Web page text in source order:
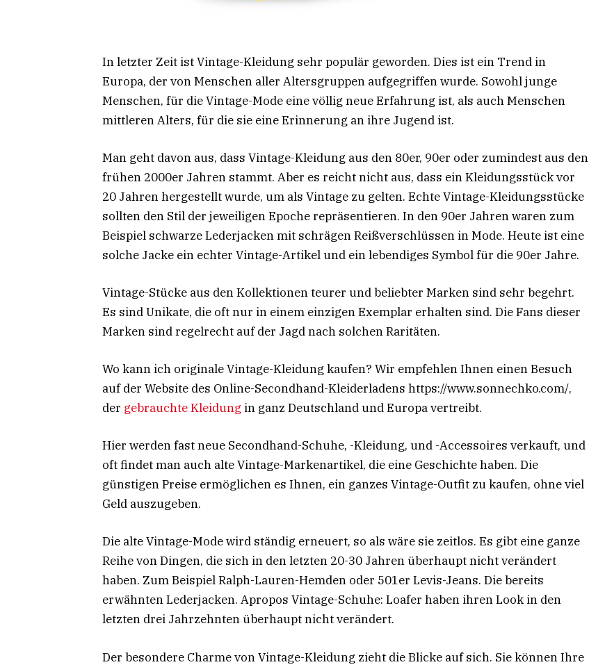
In letzter Zeit ist Vintage-Kleidung sehr populär geworden. Dies ist ein Trend in
Europa, der von Menschen aller Altersgruppen aufgegriffen wurde. Sowohl junge
Menschen, für die Vintage-Mode eine völlig neue Erfahrung ist, als auch Menschen
mittleren Alters, für die sie eine Erinnerung an ihre Jugend ist.
Man geht davon aus, dass Vintage-Kleidung aus den 80er, 90er oder zumindest aus den
frühen 2000er Jahren stammt. Aber es reicht nicht aus, dass ein Kleidungsstück vor
20 Jahren hergestellt wurde, um als Vintage zu gelten. Echte Vintage-Kleidungsstücke
sollten den Stil der jeweiligen Epoche repräsentieren. In den 90er Jahren waren zum
Beispiel schwarze Lederjacken mit schrägen Reißverschlüssen in Mode. Heute ist eine
solche Jacke ein echter Vintage-Artikel und ein lebendiges Symbol für die 90er Jahre.
Vintage-Stücke aus den Kollektionen teurer und beliebter Marken sind sehr begehrt.
Es sind Unikate, die oft nur in einem einzigen Exemplar erhalten sind. Die Fans dieser
Marken sind regelrecht auf der Jagd nach solchen Raritäten.
Wo kann ich originale Vintage-Kleidung kaufen? Wir empfehlen Ihnen einen Besuch
auf der Website des Online-Secondhand-Kleiderladens https://www.sonnechko.com/,
der gebrauchte Kleidung in ganz Deutschland und Europa vertreibt.
Hier werden fast neue Secondhand-Schuhe, -Kleidung, und -Accessoires verkauft, und
oft findet man auch alte Vintage-Markenartikel, die eine Geschichte haben. Die
günstigen Preise ermöglichen es Ihnen, ein ganzes Vintage-Outfit zu kaufen, ohne viel
Geld auszugeben.
Die alte Vintage-Mode wird ständig erneuert, so als wäre sie zeitlos. Es gibt eine ganze
Reihe von Dingen, die sich in den letzten 20-30 Jahren überhaupt nicht verändert
haben. Zum Beispiel Ralph-Lauren-Hemden oder 501er Levis-Jeans. Die bereits
erwähnten Lederjacken. Apropos Vintage-Schuhe: Loafer haben ihren Look in den
letzten drei Jahrzehnten überhaupt nicht verändert.
Der besondere Charme von Vintage-Kleidung zieht die Blicke auf sich. Sie können Ihre